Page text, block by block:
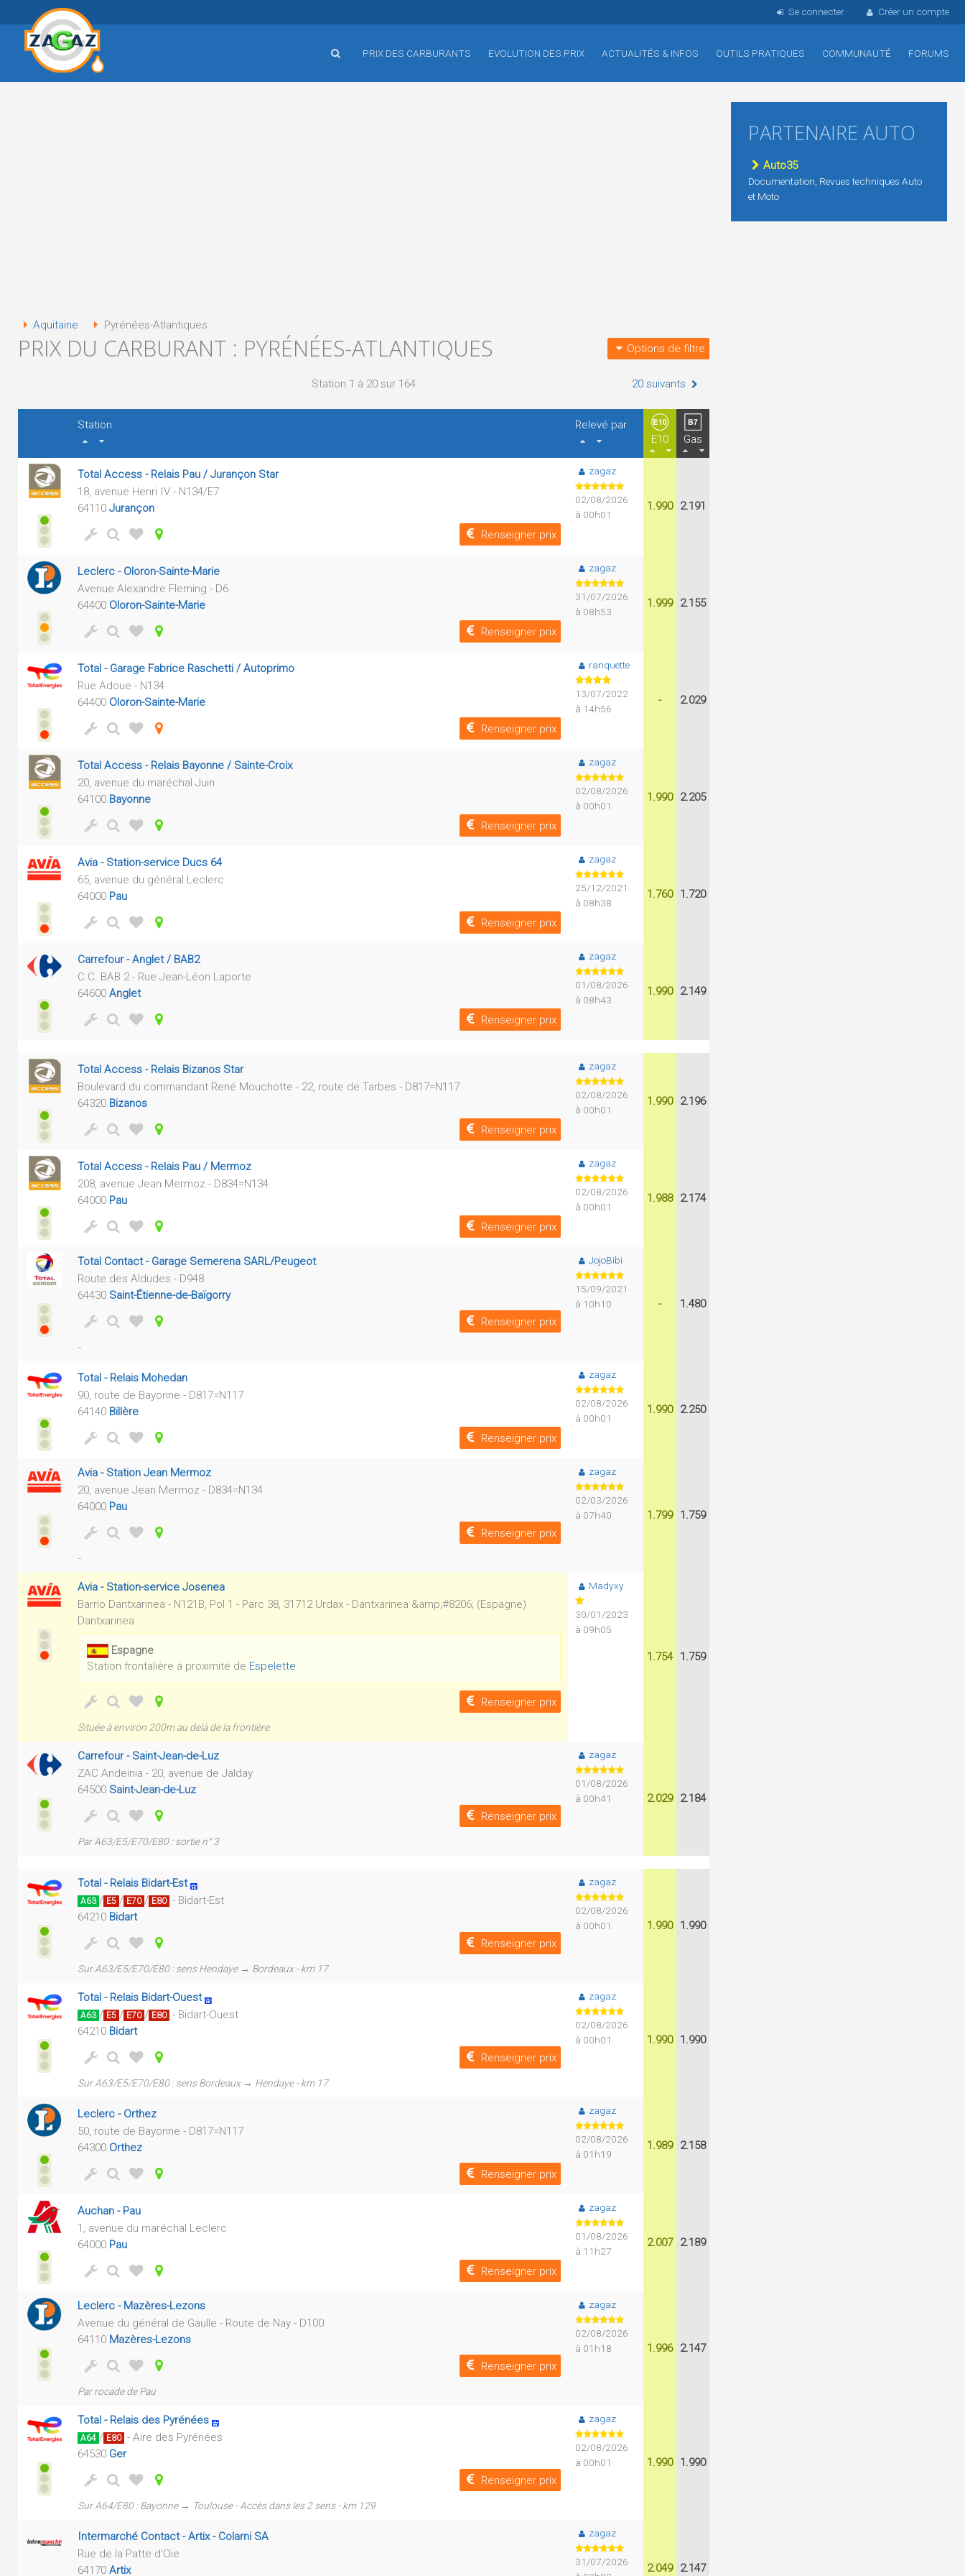
Se connecter Créer un compte
PRIX DES CARBURANTS EVOLUTION DES PRIX ACTUALITÉS & INFOS OUTILS PRATIQUES COMMUNAUTÉ FORUMS
Aquitaine Pyrénées-Atlantiques
PRIX DU CARBURANT : PYRÉNÉES-ATLANTIQUES Options de filtre
Station 1 à 20 sur 164 20 suivants
Station
Relevé par
E10
Gas
Total Access - Relais Pau / Jurançon Star
18, avenue Henri IV - N134/E7
64110 Jurançon
Renseigner prix
zagaz
02/08/2026
à 00h01
1.990 2.191
Leclerc - Oloron-Sainte-Marie
Avenue Alexandre Fleming - D6
64400 Oloron-Sainte-Marie
Renseigner prix
zagaz
31/07/2026
à 08h53
1.999 2.155
Total - Garage Fabrice Raschetti / Autoprimo
Rue Adoue - N134
64400 Oloron-Sainte-Marie
Renseigner prix
ranquette
13/07/2022
à 14h56
- 2.029
Total Access - Relais Bayonne / Sainte-Croix
20, avenue du maréchal Juin
64100 Bayonne
Renseigner prix
zagaz
02/08/2026
à 00h01
1.990 2.205
Avia - Station-service Ducs 64
65, avenue du général Leclerc
64000 Pau
Renseigner prix
zagaz
25/12/2021
à 08h38
1.760 1.720
Carrefour - Anglet / BAB2
C.C. BAB 2 - Rue Jean-Léon Laporte
64600 Anglet
Renseigner prix
zagaz
01/08/2026
à 08h43
1.990 2.149
Total Access - Relais Bizanos Star
Boulevard du commandant René Mouchotte - 22, route de Tarbes - D817=N117
64320 Bizanos
Renseigner prix
zagaz
02/08/2026
à 00h01
1.990 2.196
Total Access - Relais Pau / Mermoz
208, avenue Jean Mermoz - D834=N134
64000 Pau
Renseigner prix
zagaz
02/08/2026
à 00h01
1.988 2.174
Total Contact - Garage Semerena SARL/Peugeot
Route des Aldudes - D948
64430 Saint-Étienne-de-Baïgorry
Renseigner prix
-
JojoBibi
15/09/2021
à 10h10
- 1.480
Total - Relais Mohedan
90, route de Bayonne - D817=N117
64140 Billère
Renseigner prix
zagaz
02/08/2026
à 00h01
1.990 2.250
Avia - Station Jean Mermoz
20, avenue Jean Mermoz - D834=N134
64000 Pau
Renseigner prix
-
zagaz
02/03/2026
à 07h40
1.799 1.759
Avia - Station-service Josenea
Barrio Dantxarinea - N121B, Pol 1 - Parc 38, 31712 Urdax - Dantxarinea &amp;#8206; (Espagne)
Dantxarinea
Espagne
Station frontalière à proximité de Espelette
Renseigner prix
Située à environ 200m au delà de la frontière
Madyxy
30/01/2023
à 09h05
1.754 1.759
Carrefour - Saint-Jean-de-Luz
ZAC Andeinia - 20, avenue de Jalday
64500 Saint-Jean-de-Luz
Renseigner prix
Par A63/E5/E70/E80 : sortie n° 3
zagaz
01/08/2026
à 00h41
2.029 2.184
Total - Relais Bidart-Est
A63 / E5 / E70 / E80 - Bidart-Est
64210 Bidart
Renseigner prix
Sur A63/E5/E70/E80 : sens Hendaye → Bordeaux - km 17
zagaz
02/08/2026
à 00h01
1.990 1.990
Total - Relais Bidart-Ouest
A63 / E5 / E70 / E80 - Bidart-Ouest
64210 Bidart
Renseigner prix
Sur A63/E5/E70/E80 : sens Bordeaux → Hendaye - km 17
zagaz
02/08/2026
à 00h01
1.990 1.990
Leclerc - Orthez
50, route de Bayonne - D817=N117
64300 Orthez
Renseigner prix
zagaz
02/08/2026
à 01h19
1.989 2.158
Auchan - Pau
1, avenue du maréchal Leclerc
64000 Pau
Renseigner prix
zagaz
01/08/2026
à 11h27
2.007 2.189
Leclerc - Mazères-Lezons
Avenue du général de Gaulle - Route de Nay - D100
64110 Mazères-Lezons
Renseigner prix
Par rocade de Pau
zagaz
02/08/2026
à 01h18
1.996 2.147
Total - Relais des Pyrénées
A64 / E80 - Aire des Pyrénées
64530 Ger
Renseigner prix
Sur A64/E80 : Bayonne → Toulouse - Accès dans les 2 sens - km 129
zagaz
02/08/2026
à 00h01
1.990 1.990
Intermarché Contact - Artix - Colarni SA
Rue de la Patte d'Oie
64170 Artix
zagaz
31/07/2026
2.049 2.147
PARTENAIRE AUTO
Auto35
Documentation, Revues techniques Auto
et Moto